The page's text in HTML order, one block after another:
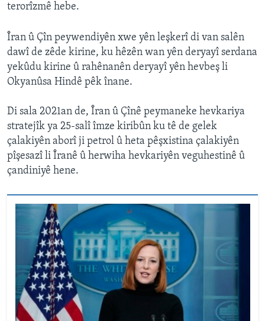
terorîzmê hebe.
Îran û Çîn peywendiyên xwe yên leşkerî di van salên
dawî de zêde kirine, ku hêzên wan yên deryayî serdana
yekûdu kirine û rahênanên deryayî yên hevbeş li
Okyanûsa Hindê pêk înane.
Di sala 2021an de, Îran û Çînê peymaneke hevkariya
stratejîk ya 25-salî îmze kiribûn ku tê de gelek
çalakiyên aborî ji petrol û heta pêşxistina çalakiyên
pîşesazî li Îranê û herwiha hevkariyên veguhestinê û
çandiniyê hene.